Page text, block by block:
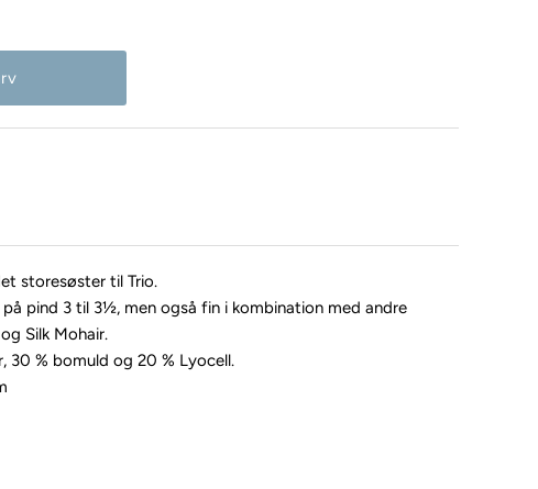
storesøster til Trio.
pind 3 til 3½, men også fin i kombination med andre
Silk Mohair.
30 % bomuld og 20 % Lyocell.